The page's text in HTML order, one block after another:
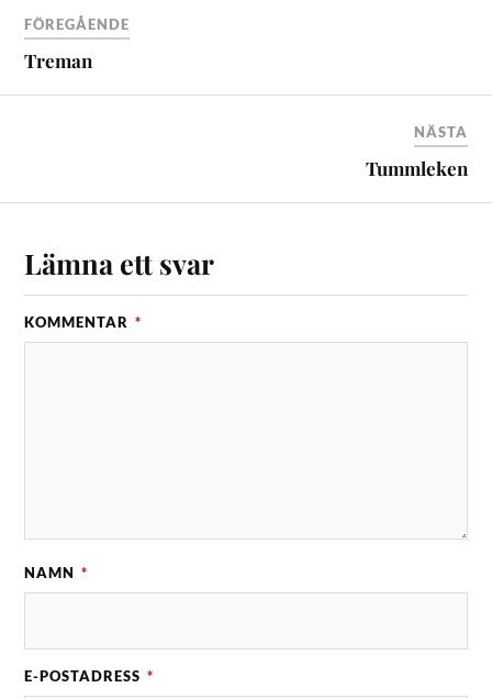
FÖREGÅENDE
Treman
NÄSTA
Tummleken
Lämna ett svar
KOMMENTAR *
NAMN *
E-POSTADRESS *